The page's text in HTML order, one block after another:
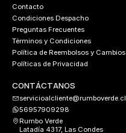
Contacto
Condiciones Despacho
Preguntas Frecuentes
Términos y Condiciones
Política de Reembolsos y Cambios
Políticas de Privacidad
CONTÁCTANOS
servicioalcliente@rumboverde.cl
56957909298
Rumbo Verde
Latadía 4317, Las Condes